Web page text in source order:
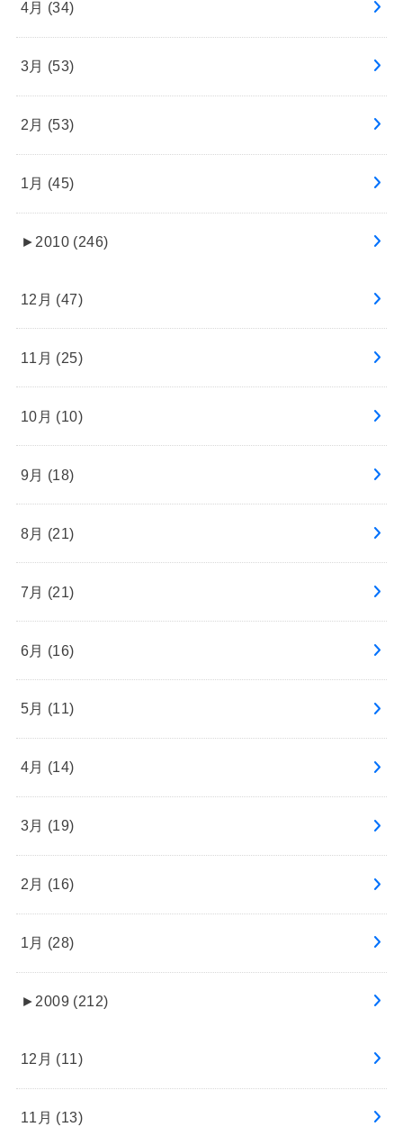
4月 (34)
3月 (53)
2月 (53)
1月 (45)
► 2010 (246)
12月 (47)
11月 (25)
10月 (10)
9月 (18)
8月 (21)
7月 (21)
6月 (16)
5月 (11)
4月 (14)
3月 (19)
2月 (16)
1月 (28)
► 2009 (212)
12月 (11)
11月 (13)